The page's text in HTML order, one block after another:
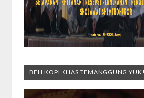
BELI KOPI KHAS TEMANGGUNG YUK!